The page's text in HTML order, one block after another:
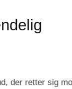
der retter sig